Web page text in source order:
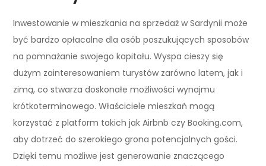
Inwestowanie w mieszkania na sprzedaż w Sardynii może
być bardzo opłacalne dla osób poszukujących sposobów
na pomnażanie swojego kapitału. Wyspa cieszy się
dużym zainteresowaniem turystów zarówno latem, jak i
zimą, co stwarza doskonałe możliwości wynajmu
krótkoterminowego. Właściciele mieszkań mogą
korzystać z platform takich jak Airbnb czy Booking.com,
aby dotrzeć do szerokiego grona potencjalnych gości.
Dzięki temu możliwe jest generowanie znaczącego